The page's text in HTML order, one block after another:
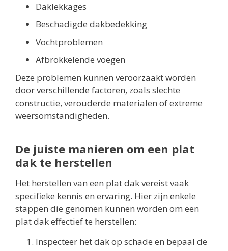
Daklekkages
Beschadigde dakbedekking
Vochtproblemen
Afbrokkelende voegen
Deze problemen kunnen veroorzaakt worden
door verschillende factoren, zoals slechte
constructie, verouderde materialen of extreme
weersomstandigheden.
De juiste manieren om een plat
dak te herstellen
Het herstellen van een plat dak vereist vaak
specifieke kennis en ervaring. Hier zijn enkele
stappen die genomen kunnen worden om een
plat dak effectief te herstellen:
Inspecteer het dak op schade en bepaal de